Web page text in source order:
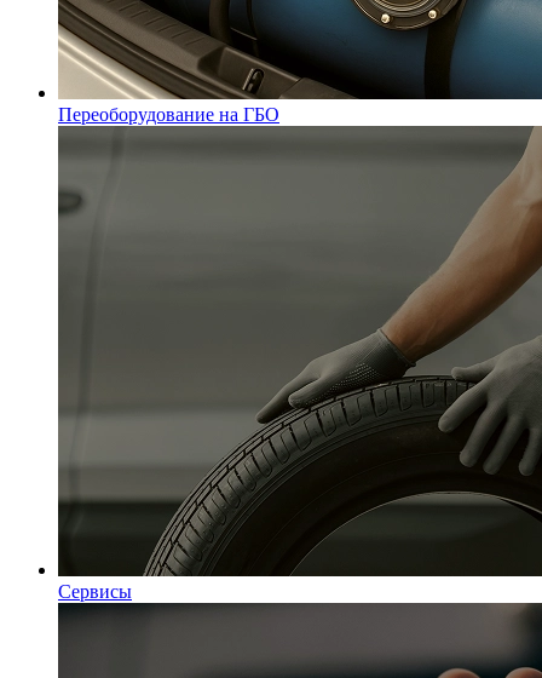
Переоборудование на ГБО
Сервисы